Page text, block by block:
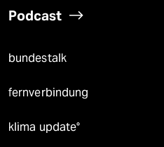
Podcast
bundestalk
fernverbindung
klima update°